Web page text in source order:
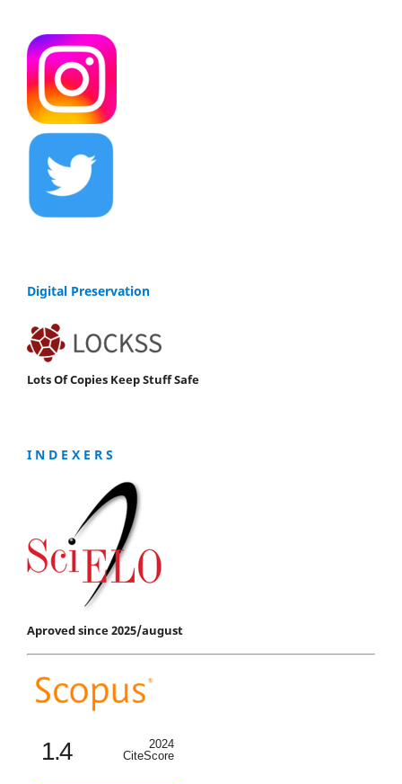
Digital Preservation
Lots Of Copies Keep Stuff Safe
I N D E X E R S
Aproved since 2025/august
1.4
2024
CiteScore